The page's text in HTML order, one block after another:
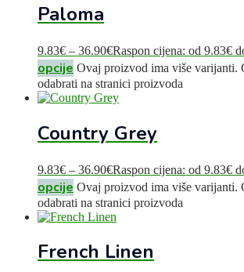
Paloma
9.83€ – 36.90€Raspon cijena: od 9.83€
opcije Ovaj proizvod ima više varijanti.
odabrati na stranici proizvoda
Country Grey
9.83€ – 36.90€Raspon cijena: od 9.83€
opcije Ovaj proizvod ima više varijanti.
odabrati na stranici proizvoda
French Linen